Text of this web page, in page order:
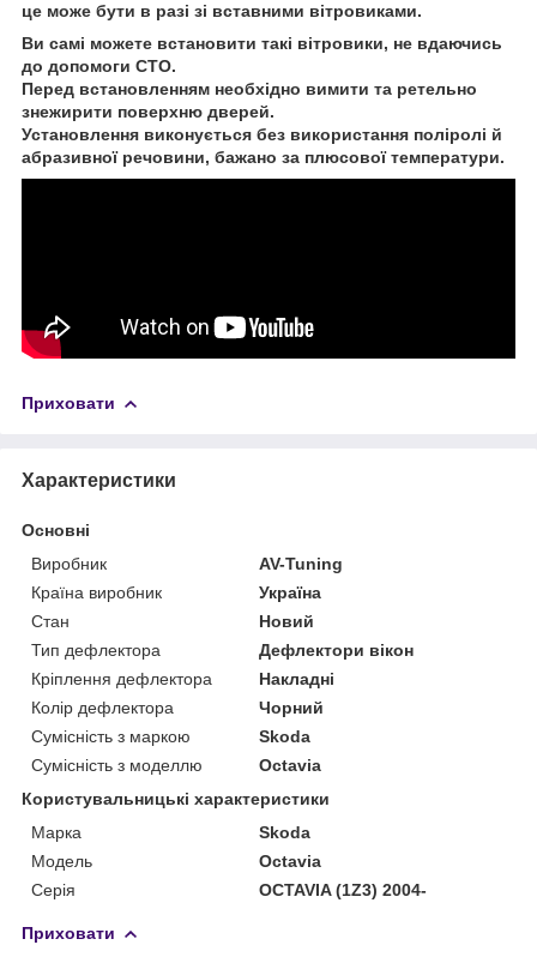
це може бути в разі зі вставними вітровиками.
Ви самі можете встановити такі вітровики, не вдаючись
до допомоги СТО.
Перед встановленням необхідно вимити та ретельно
знежирити поверхню дверей.
Установлення виконується без використання поліролі й
абразивної речовини, бажано за плюсової температури.
Приховати
Характеристики
Основні
Виробник
AV-Tuning
Країна виробник
Україна
Стан
Новий
Тип дефлектора
Дефлектори вікон
Кріплення дефлектора
Накладні
Колір дефлектора
Чорний
Сумісність з маркою
Skoda
Сумісність з моделлю
Octavia
Користувальницькі характеристики
Марка
Skoda
Модель
Octavia
Серія
OCTAVIA (1Z3) 2004-
Приховати